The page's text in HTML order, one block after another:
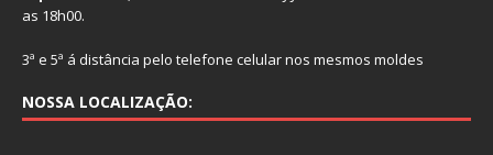
as 18h00.
3ª e 5ª á distância pelo telefone celular nos mesmos moldes
NOSSA LOCALIZAÇÃO: